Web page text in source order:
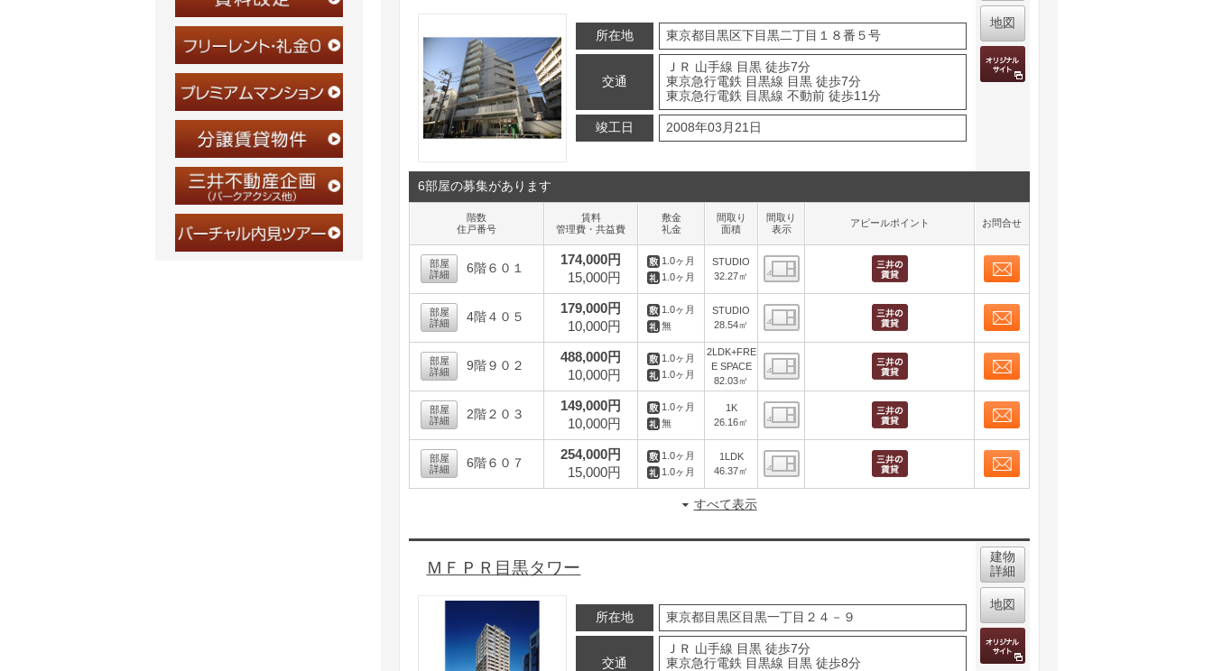
所在地 東京都目黒区下目黒二丁目１８番５号
交通
ＪＲ 山手線 目黒 徒歩7分
東京急行電鉄 目黒線 目黒 徒歩7分
東京急行電鉄 目黒線 不動前 徒歩11分
竣工日 2008年03月21日
地図
6部屋の募集があります
階数
住戸番号
賃料
管理費・共益費
敷金
礼金
間取り
面積
間取り
表示
アピールポイント お問合せ
部屋
詳細
6階６０１
174,000円
15,000円
1.0ヶ月
1.0ヶ月
STUDIO
32.27㎡
間取り表示
部屋
詳細
4階４０５
179,000円
10,000円
1.0ヶ月
無
STUDIO
28.54㎡
間取り表示
部屋
詳細
9階９０２
488,000円
10,000円
1.0ヶ月
1.0ヶ月
2LDK+FRE
E SPACE
82.03㎡
間取り表示
部屋
詳細
2階２０３
149,000円
10,000円
1.0ヶ月
無
1K
26.16㎡
間取り表示
部屋
詳細
6階６０７
254,000円
15,000円
1.0ヶ月
1.0ヶ月
1LDK
46.37㎡
間取り表示
すべて表示
ＭＦＰＲ目黒タワー
所在地 東京都目黒区目黒一丁目２４－９
交通
ＪＲ 山手線 目黒 徒歩7分
東京急行電鉄 目黒線 目黒 徒歩8分
建物
詳細
地図